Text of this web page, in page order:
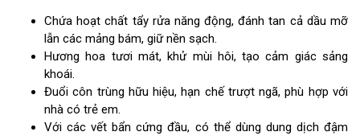
Chứa hoạt chất tẩy rửa năng động, đánh tan cả dầu mỡ
lẫn các mảng bám, giữ nền sạch.
Hương hoa tươi mát, khử mùi hôi, tạo cảm giác sảng
khoái.
Đuổi côn trùng hữu hiệu, hạn chế trượt ngã, phù hợp với
nhà có trẻ em.
Với các vết bẩn cứng đầu, có thể dùng dung dịch đậm